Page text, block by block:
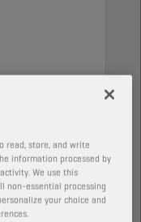
read, store, and write
information processed by
We use this
non-essential processing
your choice and